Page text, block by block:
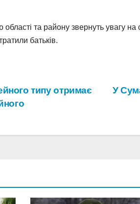
та району звернуть увагу
батьків.
У
типу отримає